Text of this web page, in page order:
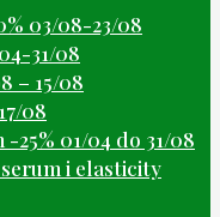
03/08-23/08
31/08
– 15/08
08
25% 01/04 do 31/08
i elasticity